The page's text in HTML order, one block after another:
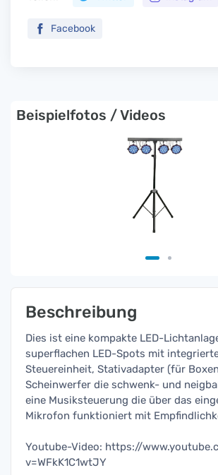
Facebook
Beispielfotos / Videos
Beschreibung
Dies ist eine kompakte LED-
superflachen LED-Spots mit
Steuereinheit, Stativadapter (für
Scheinwerfer die schwenk- und
eine Musiksteuerung die über das
Mikrofon funktioniert mit
Youtube-Video: https://
v=WFkK1C1wtJY